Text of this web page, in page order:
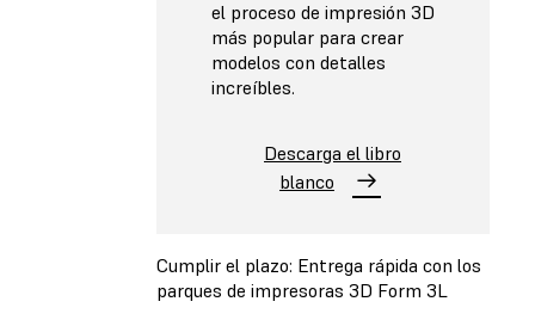
el proceso de impresión 3D
más popular para crear
modelos con detalles
increíbles.
Descarga el libro
blanco
Cumplir el plazo: Entrega rápida con los
parques de impresoras 3D Form 3L